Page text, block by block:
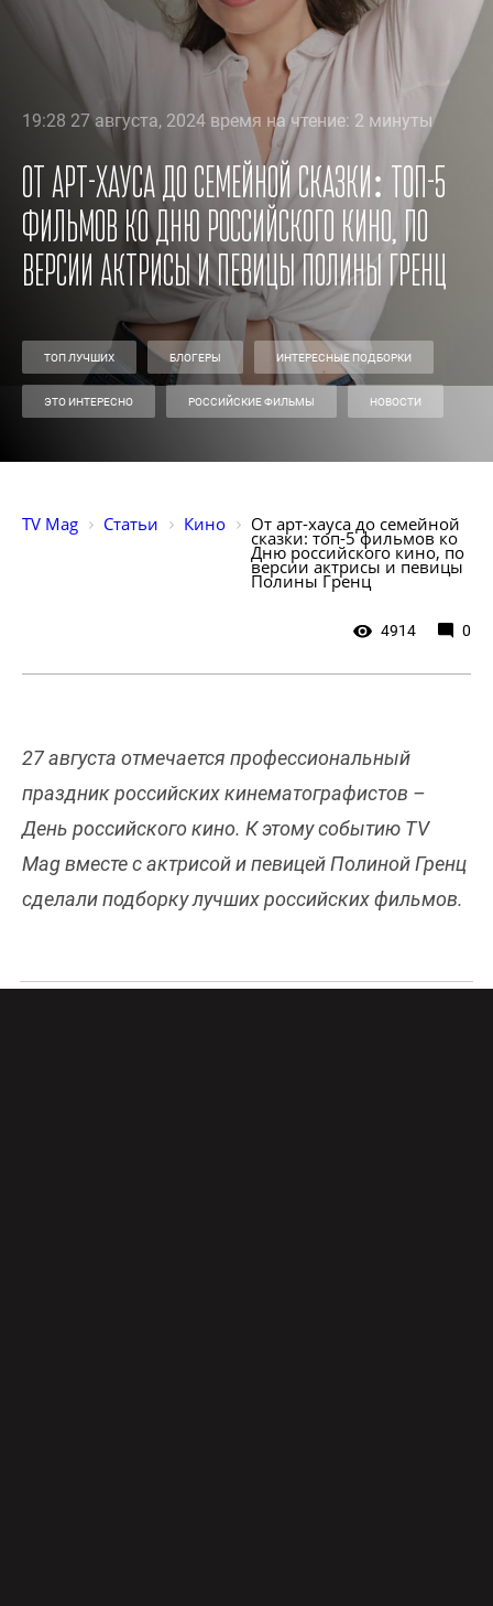
19:28 27 августа, 2024 время на чтение: 2 минуты
От арт-хауса до семейной сказки: топ-5
фильмов ко Дню российского кино, по
версии актрисы и певицы Полины Гренц
ТОП ЛУЧШИХ БЛОГЕРЫ ИНТЕРЕСНЫЕ ПОДБОРКИ
ЭТО ИНТЕРЕСНО РОССИЙСКИЕ ФИЛЬМЫ НОВОСТИ
TV Mag Статьи Кино От арт-хауса до семейной
сказки: топ-5 фильмов ко
Дню российского кино, по
версии актрисы и певицы
Полины Гренц
4914 0
27 августа отмечается профессиональный
праздник российских кинематографистов –
День российского кино. К этому событию TV
Mag вместе с актрисой и певицей Полиной Гренц
сделали подборку лучших российских фильмов.